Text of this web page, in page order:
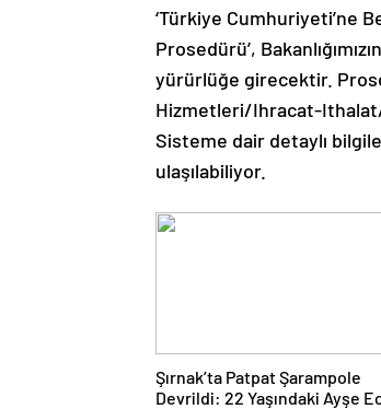
‘Türkiye Cumhuriyeti’ne
Prosedürü’,
yürürlüğe girecektir.
Hizmetleri/Ihracat-
Sisteme dair detaylı
ulaşılabiliyor.
Şırnak’ta Patpat Şarampole
Devrildi: 22 Yaşındaki Ayşe